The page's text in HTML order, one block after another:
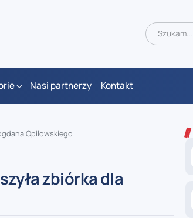
Nasi partnerzy Kontakt
Opilowskiego
zbiórka dla